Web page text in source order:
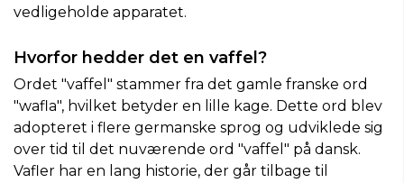
vedligeholde apparatet.
Hvorfor hedder det en vaffel?
Ordet "vaffel" stammer fra det gamle franske ord
"wafla", hvilket betyder en lille kage. Dette ord blev
adopteret i flere germanske sprog og udviklede sig
over tid til det nuværende ord "vaffel" på dansk.
Vafler har en lang historie, der går tilbage til